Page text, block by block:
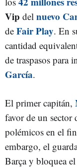
Vip del nuevo
de Fair Play. En
cantidad
de traspasos para
García.
El primer capitán,
favor de un sector
polémicos en el
embargo, el
Barça y bloquea